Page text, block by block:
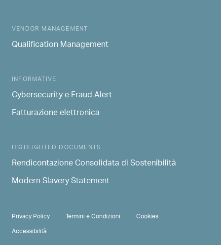
MAIN NAVIGATION
VENDOR MANAGEMENT
Qualification Management
INFORMATIVE
Cybersecurity e Fraud Alert
Fatturazione elettronica
HIGHLIGHTED DOCUMENTS
Rendicontazione Consolidata di Sostenibilità
Modern Slavery Statement
PRIVACY & TERMS
Privacy Policy Termini e Condizioni
Cookies
Accessibilità